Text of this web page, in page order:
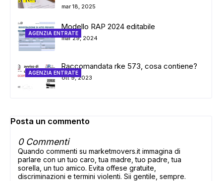
mar 18, 2025
AGENZIA ENTRATE
Modello RAP 2024 editabile
mar 29, 2024
AGENZIA ENTRATE
Raccomandata rke 573, cosa contiene?
ott 9, 2023
Posta un commento
0 Commenti
Quando commenti su marketmovers.it immagina di
parlare con un tuo caro, tua madre, tuo padre, tua
sorella, un tuo amico. Evita offese gratuite,
discriminazioni e termini violenti. Sii gentile, sempre.